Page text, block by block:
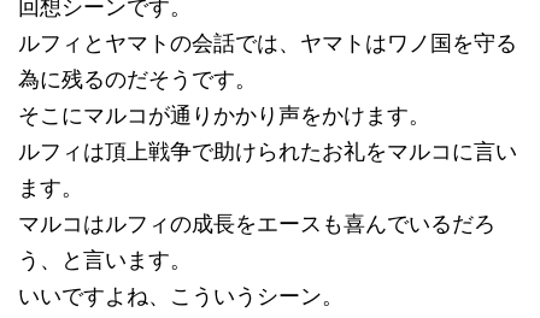
回想シーンです。
ルフィとヤマトの会話では、ヤマトはワノ国を守る
為に残るのだそうです。
そこにマルコが通りかかり声をかけます。
ルフィは頂上戦争で助けられたお礼をマルコに言い
ます。
マルコはルフィの成長をエースも喜んでいるだろ
う、と言います。
いいですよね、こういうシーン。